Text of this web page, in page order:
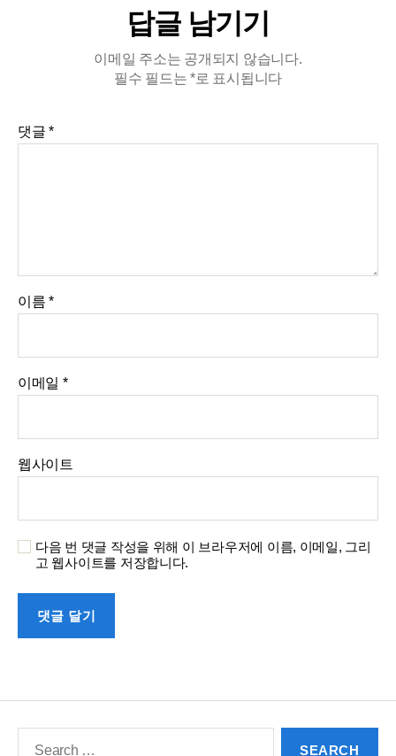
답글 남기기
이메일 주소는 공개되지 않습니다.
필수 필드는*로 표시됩니다
댓글*
이름*
이메일 *
웹사이트
다음 번 댓글 작성을 위해 이 브라우저에 이름, 이메일, 그리
고 웹사이트를 저장합니다.